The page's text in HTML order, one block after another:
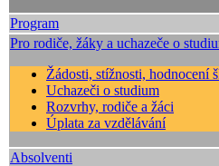
Program
Pro rodiče, žáky a uchazeče o
Žádosti, stížnosti, hodnocení
Uchazeči o studium
Rozvrhy, rodiče a žáci
Úplata za vzdělávání
Absolventi